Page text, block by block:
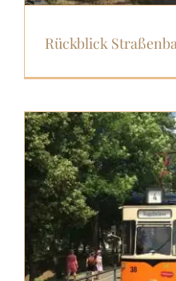
Rückblick